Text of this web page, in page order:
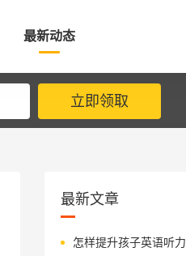
最新动态
立即领取
最新文章
怎样提升孩子英语听力